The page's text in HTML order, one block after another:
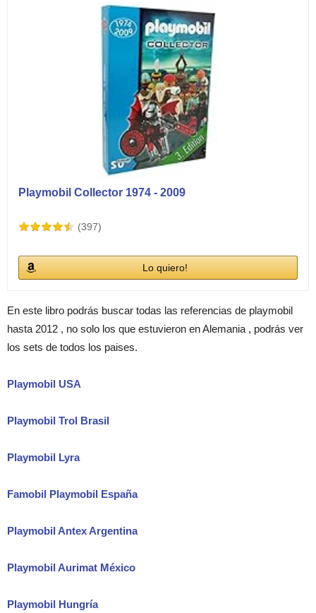
Playmobil Collector 1974 - 2009
(397)
Lo quiero!
En este libro podrás buscar todas las referencias de playmobil
hasta 2012 , no solo los que estuvieron en Alemania , podrás ver
los sets de todos los paises.
Playmobil USA
Playmobil Trol Brasil
Playmobil Lyra
Famobil Playmobil España
Playmobil Antex Argentina
Playmobil Aurimat México
Playmobil Hungría